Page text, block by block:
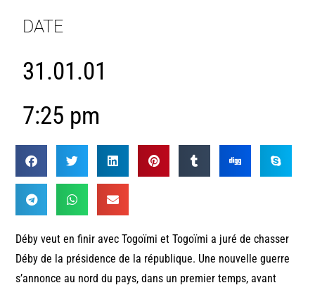
DATE
31.01.01
7:25 pm
Déby veut en finir avec Togoïmi et Togoïmi a juré de chasser
Déby de la présidence de la république. Une nouvelle guerre
s’annonce au nord du pays, dans un premier temps, avant